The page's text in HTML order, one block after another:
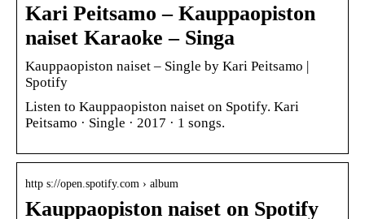
Kari Peitsamo – Kauppaopiston
naiset Karaoke – Singa
Kauppaopiston naiset – Single by Kari Peitsamo |
Spotify
Listen to Kauppaopiston naiset on Spotify. Kari
Peitsamo · Single · 2017 · 1 songs.
http s://open.spotify.com › album
Kauppaopiston naiset on Spotify